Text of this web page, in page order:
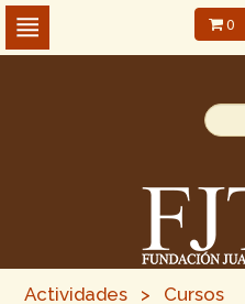
Skip
The
0
Actividades > Cursos